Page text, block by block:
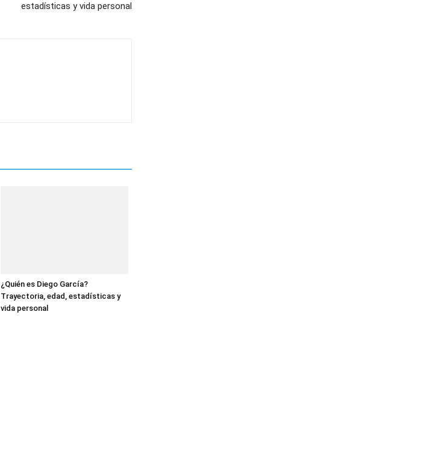
estadísticas y vida personal
¿Quién es Diego García?
Trayectoria, edad, estadísticas y
vida personal